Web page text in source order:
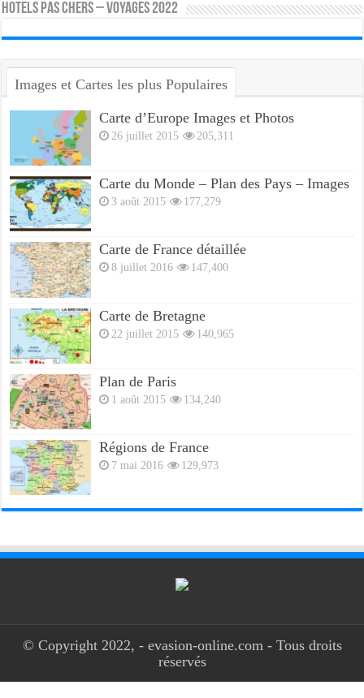
HOTELS PAS CHERS – VOYAGES 2022
Images et Cartes les plus Populaires
Carte d’Europe Images et Photos
26 juillet 2015 205,311
Carte du Monde – Plan des Pays – Images
3 août 2015 177,279
Carte de France détaillée
8 juillet 2016 147,400
Carte de Bretagne
22 juillet 2015 140,965
Plan de Paris
1 août 2015 134,240
Régions de France
7 mai 2016 129,973
© Copyright 2022, - evasion-online.com - Tous droits
réservés